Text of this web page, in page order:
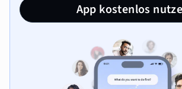
App kostenlos